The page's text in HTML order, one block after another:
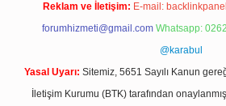
Reklam ve İletişim: E-mail:
forumhizmeti@gmail.com Whatsapp:
@karabul
Yasal Uyarı: Sitemiz, 5651 Sayılı Kanun
İletişim Kurumu (BTK) tarafından